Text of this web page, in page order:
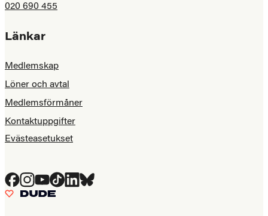
020 690 455
Länkar
Medlemskap
Löner och avtal
Medlemsförmåner
Kontaktuppgifter
Evästeasetukset
Facebook
Instagram
YouTube
TiktokLinkedIn
Bluesky